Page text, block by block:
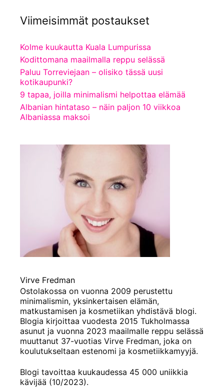
Viimeisimmät postaukset
Kolme kuukautta Kuala Lumpurissa
Kodittomana maailmalla reppu selässä
Paluu Torreviejaan – olisiko tässä uusi
kotikaupunki?
9 tapaa, joilla minimalismi helpottaa elämää
Albanian hintataso – näin paljon 10 viikkoa
Albaniassa maksoi
Virve Fredman
Ostolakossa on vuonna 2009 perustettu
minimalismin, yksinkertaisen elämän,
matkustamisen ja kosmetiikan yhdistävä blogi.
Blogia kirjoittaa vuodesta 2015 Tukholmassa
asunut ja vuonna 2023 maailmalle reppu selässä
muuttanut 37-vuotias Virve Fredman, joka on
koulutukseltaan estenomi ja kosmetiikkamyyjä.
Blogi tavoittaa kuukaudessa 45 000 uniikkia
kävijää (10/2023).